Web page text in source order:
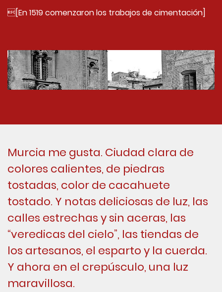
[En 1519 comenzaron los trabajos de cimentación]
Murcia me gusta. Ciudad clara de
colores calientes, de piedras
tostadas, color de cacahuete
tostado. Y notas deliciosas de luz, las
calles estrechas y sin aceras, las
“veredicas del cielo”, las tiendas de
los artesanos, el esparto y la cuerda.
Y ahora en el crepúsculo, una luz
maravillosa.